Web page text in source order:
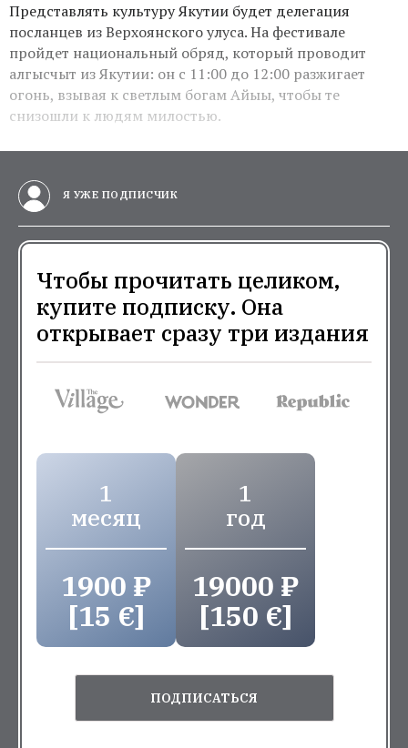
Представлять культуру Якутии будет делегация
посланцев из Верхоянского улуса. На фестивале
пройдет национальный обряд, который проводит
алгысчыт из Якутии: он с 11:00 до 12:00 разжигает
огонь, взывая к светлым богам Айыы, чтобы те
снизошли к людям милостью.
Я УЖЕ ПОДПИСЧИК
Чтобы прочитать целиком,
купите подписку. Она
открывает сразу три издания
1
месяц
1900 ₽
[15 €]
1
год
19000 ₽
[150 €]
ПОДПИСАТЬСЯ